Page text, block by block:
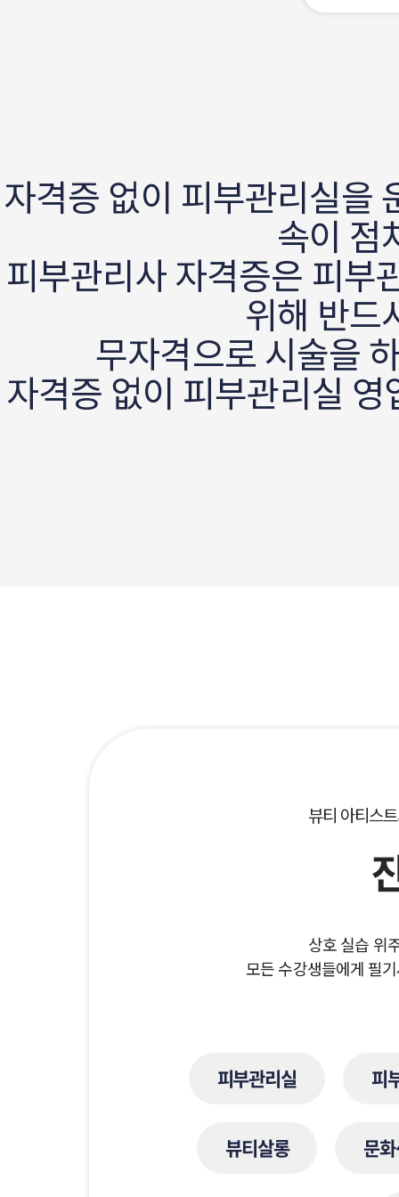
자격증 없이 피부관리실을
속이 점
피부관리사 자격증은 피부
위해 반드
무자격으로 시술을
자격증 없이 피부관리실
뷰티 아티스
상호 실습 위
모든 수강생들에게 필
피부관리실 피
뷰티살롱 문